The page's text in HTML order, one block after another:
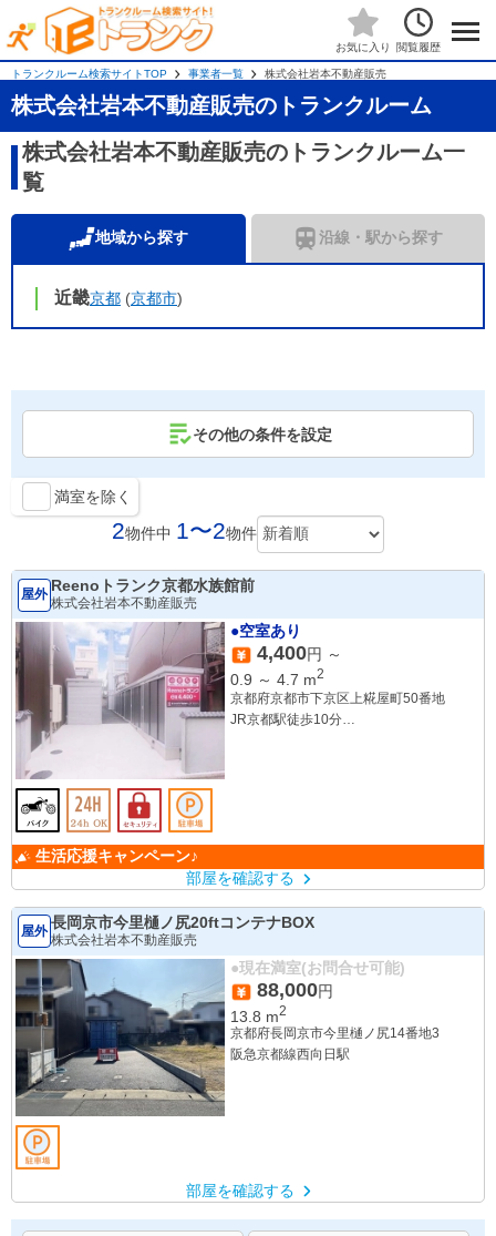
お気に入り 閲覧履歴
トランクルーム検索サイトTOP 事業者一覧 株式会社岩本不動産販売
株式会社岩本不動産販売のトランクルーム
株式会社岩本不動産販売のトランクルーム一
覧
地域から探す 沿線・駅から探す
近畿京都 (京都市)
その他の条件を設定
満室を除く
2物件中 1〜2物件
屋外 Reenoトランク京都水族館前
株式会社岩本不動産販売
●空室あり
4,400円 ～
0.9 ～ 4.7 m2
京都府京都市下京区上糀屋町50番地
JR京都駅徒歩10分
生活応援キャンペーン♪
部屋を確認する
屋外 長岡京市今里樋ノ尻20ftコンテナBOX
株式会社岩本不動産販売
●現在満室(お問合せ可能)
88,000円
13.8 m2
京都府長岡京市今里樋ノ尻14番地3
阪急京都線西向日駅
部屋を確認する